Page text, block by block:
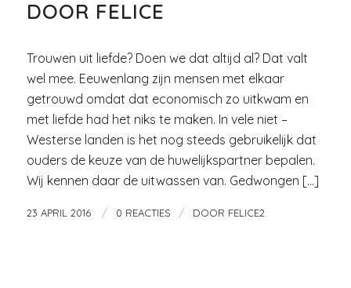
DOOR FELICE
Trouwen uit liefde? Doen we dat altijd al? Dat valt
wel mee. Eeuwenlang zijn mensen met elkaar
getrouwd omdat dat economisch zo uitkwam en
met liefde had het niks te maken. In vele niet –
Westerse landen is het nog steeds gebruikelijk dat
ouders de keuze van de huwelijkspartner bepalen.
Wij kennen daar de uitwassen van. Gedwongen […]
23 APRIL 2016 / 0 REACTIES / DOOR FELICE2